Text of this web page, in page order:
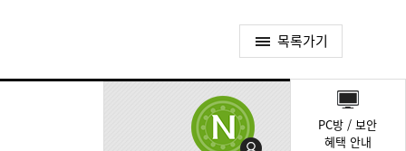
목록가기
PC방 / 보안
혜택 안내